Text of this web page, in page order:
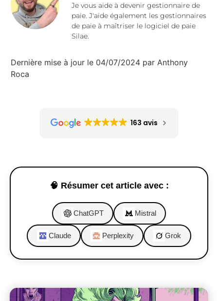
Je vous aide à devenir gestionnaire de
paie. J'aide également les gestionnaires
de paie à maîtriser le logiciel de paie
Silae.
Dernière mise à jour le 04/07/2024 par Anthony
Roca
163 avis
🧠 Résumer cet article avec :
ChatGPT Mistral
Claude Perplexity Grok